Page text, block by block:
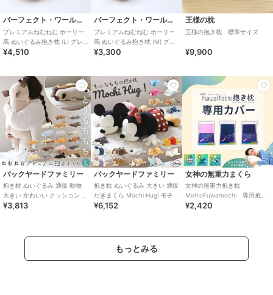
パーフェクト・ワールド・トーキョー
プレミアムねむねむ ホーリー
馬 ぬいぐるみ抱き枕 (L) グレ
ージュ りぶはあと 2026 干支
¥4,510
パーフェクト・ワールド・トーキョー
プレミアムねむねむ ホーリー
馬 ぬいぐるみ抱き枕 (M) グレ
ージュ りぶはあと 2026 干支
¥3,300
王様の枕
王様の抱き枕 標準サイズ
¥9,900
バックヤードファミリー
抱き枕 ぬいぐるみ 通販 動物
大きい かわいい クッション 子
供 マクラ キッズ 寝具 子供
¥3,813
バックヤードファミリー
抱き枕 ぬいぐるみ 大きい 通販
だきまくら Mochi Hug! モチ
ハグ Disney ディズニ
¥6,152
女神の無重力まくら
女神の無重力抱き枕
MottoFuwamochi 専用抱き
枕カバー単品
¥2,420
もっとみる